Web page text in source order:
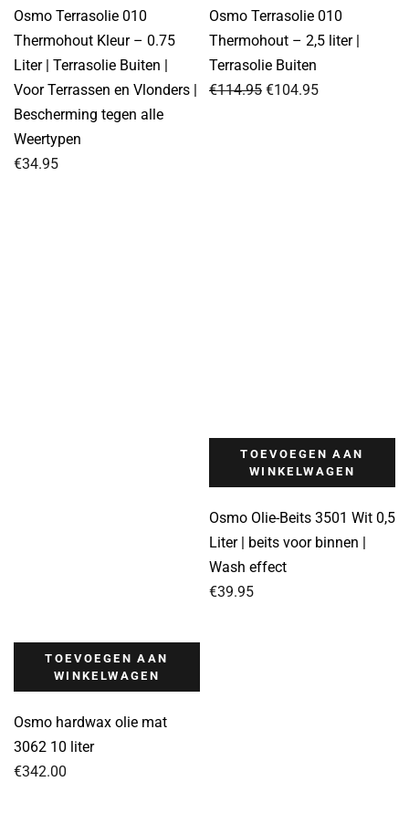
Osmo Terrasolie 010
Thermohout Kleur – 0.75
Liter | Terrasolie Buiten |
Voor Terrassen en Vlonders |
Bescherming tegen alle
Weertypen
€34.95
Osmo Terrasolie 010
Thermohout – 2,5 liter |
Terrasolie Buiten
€114.95
Oorspronkelijke
€104.95
Huidige
TOEVOEGEN AAN
WINKELWAGEN
Osmo hardwax olie mat
3062 10 liter
€342.00
TOEVOEGEN AAN
WINKELWAGEN
Osmo Olie-Beits 3501 Wit 0,5
Liter | beits voor binnen |
Wash effect
€39.95